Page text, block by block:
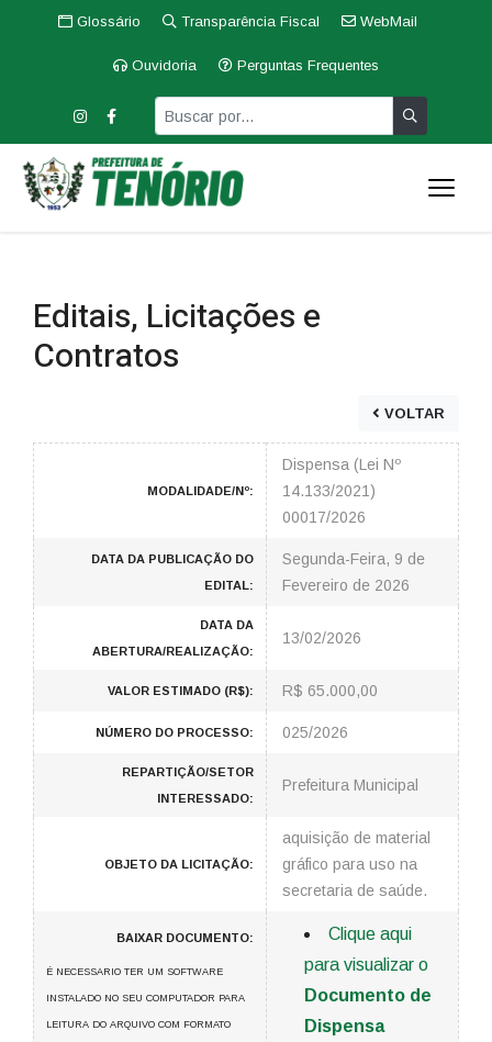
Glossário Transparência Fiscal WebMail
Ouvidoria Perguntas Frequentes
Editais, Licitações e
Contratos
VOLTAR
MODALIDADE/Nº:
Dispensa (Lei Nº
14.133/2021)
00017/2026
DATA DA PUBLICAÇÃO DO
EDITAL:
Segunda-Feira, 9 de
Fevereiro de 2026
DATA DA
ABERTURA/REALIZAÇÃO:
13/02/2026
VALOR ESTIMADO (R$): R$ 65.000,00
NÚMERO DO PROCESSO: 025/2026
REPARTIÇÃO/SETOR
INTERESSADO:
Prefeitura Municipal
OBJETO DA LICITAÇÃO:
aquisição de material
gráfico para uso na
secretaria de saúde.
BAIXAR DOCUMENTO:
É NECESSARIO TER UM SOFTWARE
INSTALADO NO SEU COMPUTADOR PARA
LEITURA DO ARQUIVO COM FORMATO
Clique aqui
para visualizar o
Documento de
Dispensa